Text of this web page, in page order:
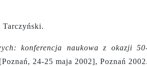
Tarczyński.
konferencja naukowa z okazji
24-25 maja 2002], Poznań 2002.